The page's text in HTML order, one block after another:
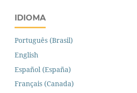
IDIOMA
Português (Brasil)
English
Español (España)
Français (Canada)